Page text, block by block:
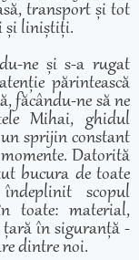
transport și tot
și liniștiți.
ne și s-a rugat
părintească
făcându-ne să ne
Mihai, ghidul
sprijin constant
Datorită
bucura de toate
scopul
toate: material,
țară în siguranță -
dintre noi.